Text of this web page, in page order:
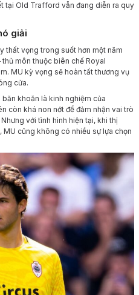
tại Old Trafford vẫn đang diễn ra quy
giải
thất vọng trong suốt hơn một năm
môn thuộc biên chế Royal
MU kỳ vọng sẽ hoàn tất thương vụ
cửa.
khoăn là kinh nghiệm của
còn khá non nớt để đảm nhận vai trò
với tình hình hiện tại, khi thị
cũng không có nhiều sự lựa chọn